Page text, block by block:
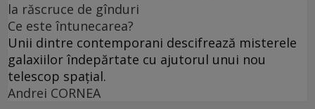
la răscruce de gînduri
Ce este întunecarea?
Unii dintre contemporani descifrează misterele
galaxiilor îndepărtate cu ajutorul unui nou
telescop spațial.
Andrei CORNEA